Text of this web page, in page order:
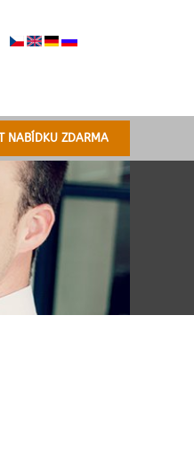
NABÍDKU ZDARMA